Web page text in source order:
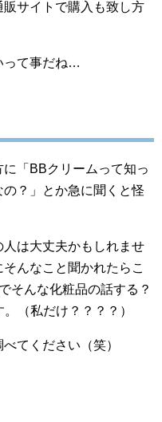
サイトで購入も致し方
て事だね…
「BBクリームって知っ
？」とか急に聞くと怪
は大丈夫かもしれませ
んなこと聞かれたらこ
そんな化粧品の話する？
（私だけ？？？？）
てください（笑）